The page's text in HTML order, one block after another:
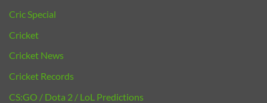
Cric Special
Cricket
Cricket News
Cricket Records
CS:GO / Dota 2 / LoL Predictions